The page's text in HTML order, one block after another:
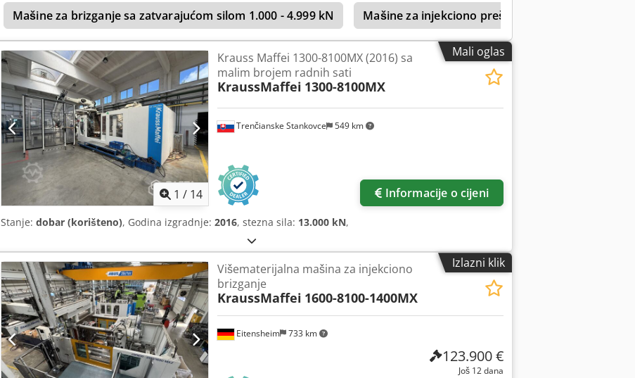
Mašine za brizganje sa zatvarajućom silom 1.000 - 4.999 kN
Mašine za injekciono prešanje, sila zatvaranja
Mali oglas
1 / 14
Trenčianske Stankovce 549 km
Krauss Maffei 1300-8100MX (2016) sa
malim brojem radnih sati
KraussMaffei 1300-8100MX
Informacije o cijeni
Stanje: dobar (korišteno), Godina izgradnje: 2016, stezna sila: 13.000 kN,
Izlazni klik
Eitensheim 733 km
Višematerijalna mašina za injekciono
brizganje
KraussMaffei 1600-8100-1400MX
123.900 €
Još 12 dana